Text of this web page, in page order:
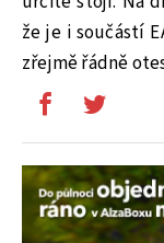
že je i součástí
zřejmě řádně